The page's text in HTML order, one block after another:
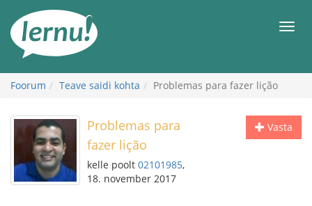
juurde
Foorum Teave saidi kohta Problemas para fazer lição
Vasta
Problemas para
fazer lição
kelle poolt 02101985,
18. november 2017